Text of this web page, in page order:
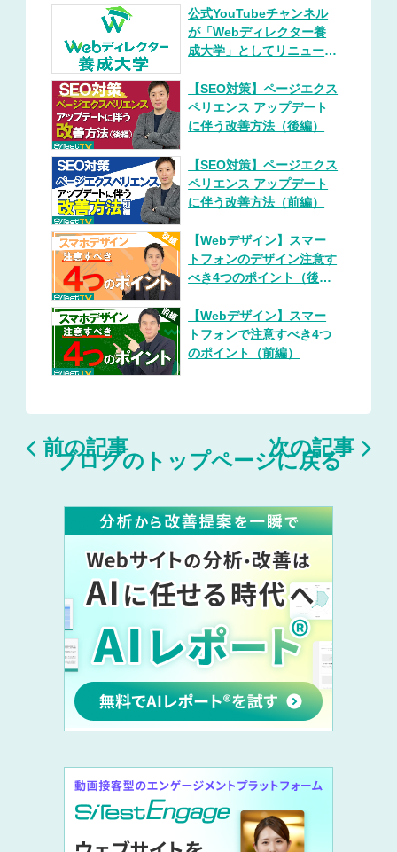
公式YouTubeチャンネル
が「Webディレクター養
成大学」としてリニューア
【SEO対策】ページエクス
ペリエンス アップデート
に伴う改善方法（後編）
【SEO対策】ページエクス
ペリエンス アップデート
に伴う改善方法（前編）
【Webデザイン】スマー
トフォンのデザイン注意す
べき4つのポイント（後
【Webデザイン】スマー
トフォンで注意すべき4つ
のポイント（前編）
前の記事 次の記事
ブログのトップページに戻る